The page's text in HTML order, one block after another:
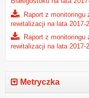
Raport z monitoringu
rewitalizacji na lata 2017-
Raport z monitoringu
rewitalizacji na lata 2017-
Metryczka